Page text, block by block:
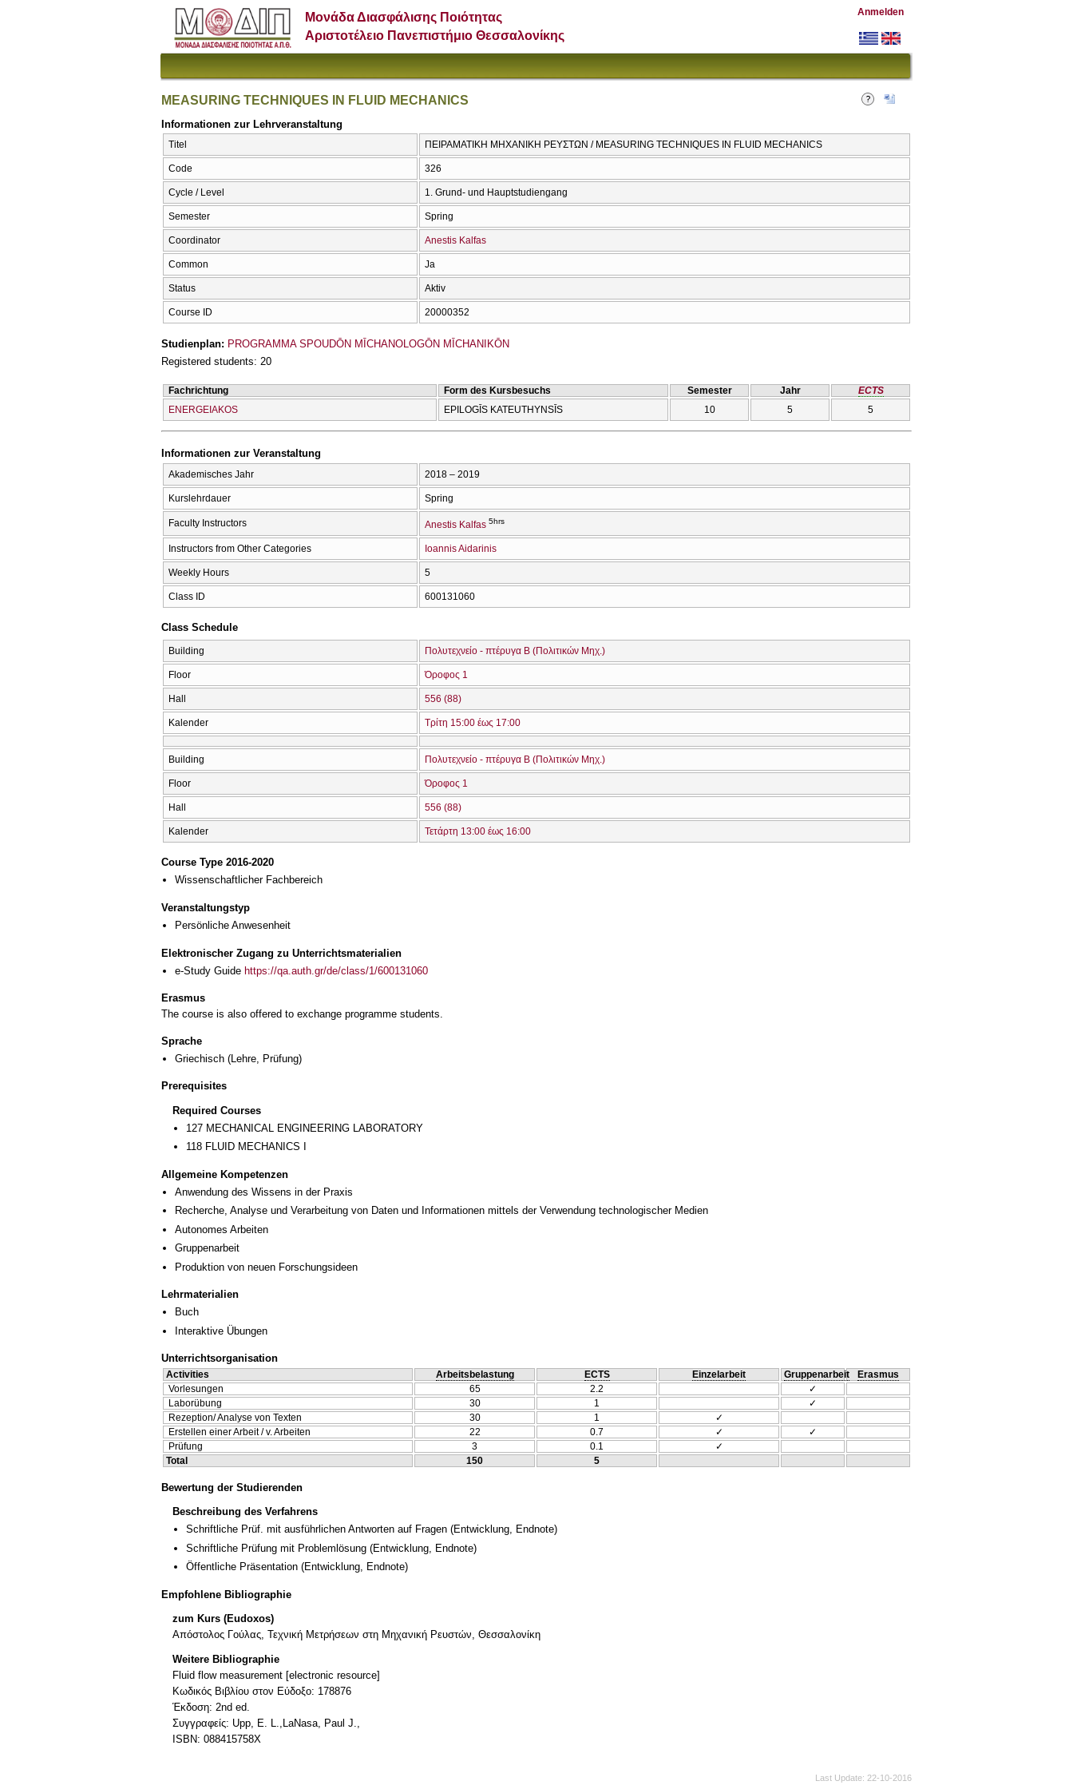
Μονάδα Διασφάλισης Ποιότητας
Αριστοτέλειο Πανεπιστήμιο Θεσσαλονίκης
Anmelden
MEASURING TECHNIQUES IN FLUID MECHANICS
Informationen zur Lehrveranstaltung
Titel ΠΕΙΡΑΜΑΤΙΚΗ ΜΗΧΑΝΙΚΗ ΡΕΥΣΤΩΝ / MEASURING TECHNIQUES IN FLUID MECHANICS
Code 326
Cycle / Level 1. Grund- und Hauptstudiengang
Semester Spring
Coordinator Anestis Kalfas
Common Ja
Status Aktiv
Course ID 20000352
Studienplan: PROGRAMMA SPOUDŌN MĪCΗANOLOGŌN MĪCΗANIKŌN
Registered students: 20
Fachrichtung Form des Kursbesuchs Semester Jahr
ECTS
ENERGEIAKOS
EPILOGĪS KATEUTHYNSĪS 10 5 5
Informationen zur Veranstaltung
Akademisches Jahr 2018 – 2019
Kurslehrdauer Spring
Faculty Instructors Anestis Kalfas 5hrs
Instructors from Other Categories Ioannis Aidarinis
Weekly Hours 5
Class ID 600131060
Class Schedule
Building Πολυτεχνείο - πτέρυγα Β (Πολιτικών Μηχ.)
Floor Όροφος 1
Hall 556 (88)
Kalender Τρίτη 15:00 έως 17:00
Building Πολυτεχνείο - πτέρυγα Β (Πολιτικών Μηχ.)
Floor Όροφος 1
Hall 556 (88)
Kalender Τετάρτη 13:00 έως 16:00
Course Type 2016-2020
Wissenschaftlicher Fachbereich
Veranstaltungstyp
Persönliche Anwesenheit
Elektronischer Zugang zu Unterrichtsmaterialien
e-Study Guide https://qa.auth.gr/de/class/1/600131060
Erasmus
The course is also offered to exchange programme students.
Sprache
Griechisch (Lehre, Prüfung)
Prerequisites
Required Courses
127 MECHANICAL ENGINEERING LABORATORY
118 FLUID MECHANICS I
Allgemeine Kompetenzen
Anwendung des Wissens in der Praxis
Recherche, Analyse und Verarbeitung von Daten und Informationen mittels der Verwendung technologischer Medien
Autonomes Arbeiten
Gruppenarbeit
Produktion von neuen Forschungsideen
Lehrmaterialien
Buch
Interaktive Übungen
Unterrichtsorganisation
Activities Arbeitsbelastung ECTS Einzelarbeit Gruppenarbeit
Erasmus
Vorlesungen
65 2.2
✓
Laborübung
30 1
✓
Rezeption/ Analyse von Texten
30 1
✓
Erstellen einer Arbeit / v. Arbeiten
22 0.7 ✓
✓
Prüfung
3 0.1
✓
Total
150 5
Bewertung der Studierenden
Beschreibung des Verfahrens
Schriftliche Prüf. mit ausführlichen Antworten auf Fragen (Entwicklung, Endnote)
Schriftliche Prüfung mit Problemlösung (Entwicklung, Endnote)
Öffentliche Präsentation (Entwicklung, Endnote)
Empfohlene Bibliographie
zum Kurs (Eudoxos)
Απόστολος Γούλας, Τεχνική Μετρήσεων στη Μηχανική Ρευστών, Θεσσαλονίκη
Weitere Bibliographie
Fluid flow measurement [electronic resource]
Κωδικός Βιβλίου στον Εύδοξο: 178876
Έκδοση: 2nd ed.
Συγγραφείς: Upp, E. L.,LaNasa, Paul J.,
ISBN: 088415758X
Last Update 22-10-2016